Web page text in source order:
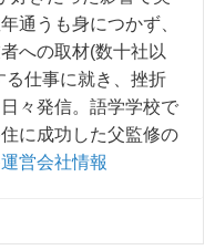
通うも身につかず、
への取材(数十社以
る仕事に就き、挫折
々発信。語学学校で
に成功した父監修の
営会社情報